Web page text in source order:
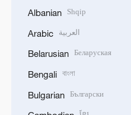
Albanian Shqip
Arabic العربية
Belarusian Беларуская
Bengali বাংলা
Bulgarian Български